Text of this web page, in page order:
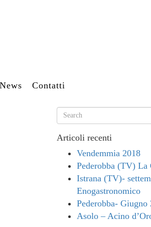
News Contatti
Articoli recenti
Vendemmia 2018
Pederobba (TV)
Istrana (TV)-
Enogastronomico
Pederobba-
Asolo – Acino